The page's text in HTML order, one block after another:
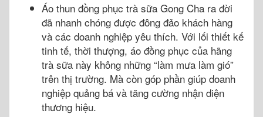
Áo thun đồng phục trà sữa Gong Cha ra đời
đã nhanh chóng được đông đảo khách hàng
và các doanh nghiệp yêu thích. Với lối thiết kế
tinh tế, thời thượng, áo đồng phục của hãng
trà sữa này không những “làm mưa làm gió”
trên thị trường. Mà còn góp phần giúp doanh
nghiệp quảng bá và tăng cường nhận diện
thương hiệu.